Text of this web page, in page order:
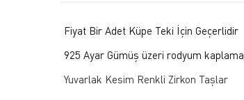
Fiyat Bir Adet Küpe Teki İçin Geçerlidir
925 Ayar Gümüş üzeri rodyum kaplama
Yuvarlak Kesim Renkli Zirkon Taşlar